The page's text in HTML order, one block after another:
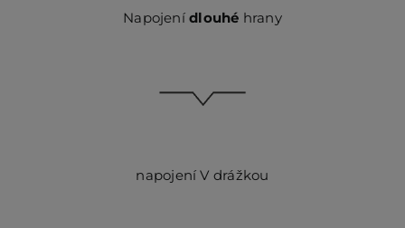
Napojenídlouhé hrany
napojení V drážkou